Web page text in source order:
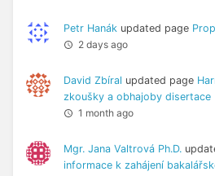
Petr Hanák updated page
2 days ago
David Zbíral updated page
zkoušky a obhajoby disertace
1 month ago
Mgr. Jana Valtrová Ph.D.
informace k zahájení